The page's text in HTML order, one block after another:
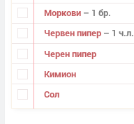
Моркови – 1 бр.
Червен пипер – 1 ч.л.
Черен пипер
Кимион
Сол